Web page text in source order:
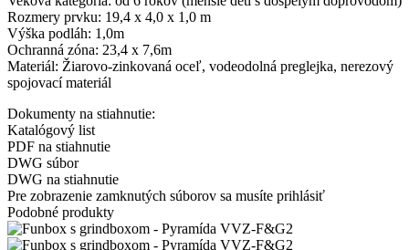
Rozmery prvku: 19,4 x 4,0 x 1,0 m
Výška podláh: 1,0m
Ochranná zóna: 23,4 x 7,6m
Materiál: Žiarovo-zinkovaná oceľ, vodeodolná preglejka, nerezový
spojovací materiál
Dokumenty na stiahnutie:
Katalógový list
PDF na stiahnutie
DWG súbor
DWG na stiahnutie
Pre zobrazenie zamknutých súborov sa musíte prihlásiť
Podobné produkty